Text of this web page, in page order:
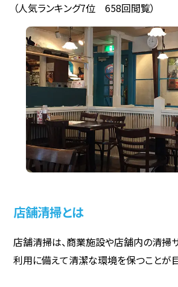
（人気ランキング7位 658回閲覧）
店舗清掃とは
店舗清掃は、商業施設や店舗内の清掃
利用に備えて清潔な環境を保つことが